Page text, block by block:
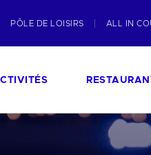
PÔLE DE LOISIRS ALL IN